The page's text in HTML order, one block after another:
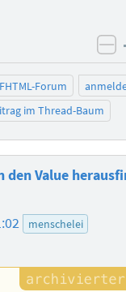
Forum
im Thread-Baum
den Value
menschelei